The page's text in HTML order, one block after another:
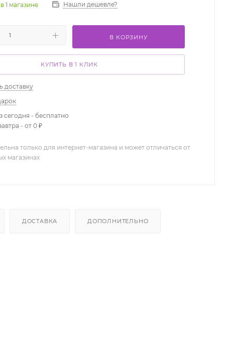
в 1 магазине Нашли дешевле?
В КОРЗИНУ
КУПИТЬ В 1 КЛИК
доставку
сегодня - бесплатно
- от 0 ₽
только для интернет-магазина и может отличаться от
магазинах
ДОСТАВКА ДОПОЛНИТЕЛЬНО